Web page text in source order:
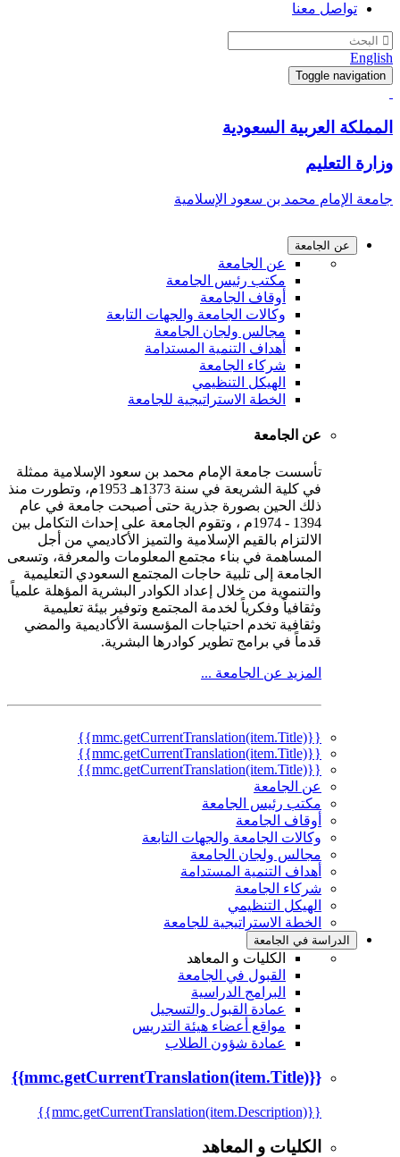
تواصل معنا
English
Toggle navigation
المملكة العربية السعودية
وزارة التعليم
جامعة الإمام محمد بن سعود الإسلامية
عن الجامعة
عن الجامعة
مكتب رئيس الجامعة
أوقاف الجامعة
وكالات الجامعة والجهات التابعة
مجالس ولجان الجامعة
أهداف التنمية المستدامة
شركاء الجامعة
الهيكل التنظيمي
الخطة الاستراتيجية للجامعة
عن الجامعة
تأسست جامعة الإمام محمد بن سعود الإسلامية ممثلة
في كلية الشريعة في سنة 1373هـ 1953م، وتطورت منذ
ذلك الحين بصورة جذرية حتى أصبحت جامعة في عام
1394 - 1974م ، وتقوم الجامعة على إحداث التكامل بين
الالتزام بالقيم الإسلامية والتميز الأكاديمي من أجل
المساهمة في بناء مجتمع المعلومات والمعرفة، وتسعى
الجامعة إلى تلبية حاجات المجتمع السعودي التعليمية
والتنموية من خلال إعداد الكوادر البشرية المؤهلة علمياً
وثقافياً وفكرياً لخدمة المجتمع وتوفير بيئة تعليمية
وثقافية تخدم احتياجات المؤسسة الأكاديمية والمضي
قدماً في برامج تطوير كوادرها البشرية.
المزيد عن الجامعة ...
{{mmc.getCurrentTranslation(item.Title)}}
{{mmc.getCurrentTranslation(item.Title)}}
{{mmc.getCurrentTranslation(item.Title)}}
عن الجامعة
مكتب رئيس الجامعة
أوقاف الجامعة
وكالات الجامعة والجهات التابعة
مجالس ولجان الجامعة
أهداف التنمية المستدامة
شركاء الجامعة
الهيكل التنظيمي
الخطة الاستراتيجية للجامعة
الدراسة في الجامعة
الكليات و المعاهد
القبول في الجامعة
البرامج الدراسية
عمادة القبول والتسجيل
مواقع أعضاء هيئة التدريس
عمادة شؤون الطلاب
{{mmc.getCurrentTranslation(item.Title)}}
{{mmc.getCurrentTranslation(item.Description)}}
الكليات و المعاهد